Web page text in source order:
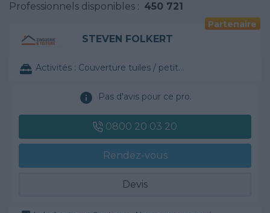
Professionnels disponibles : 450 721
Partenaire
STEVEN FOLKERT
Activités : Couverture tuiles / petits éléments
Pas d'avis pour ce pro.
0800 20 03 20
Rendez-vous
Devis